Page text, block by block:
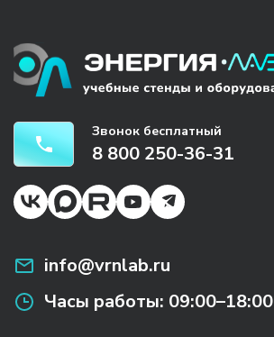
Звонок бесплатный
8 800 250-36-31
info@vrnlab.ru
Часы работы: 09:00–18:00